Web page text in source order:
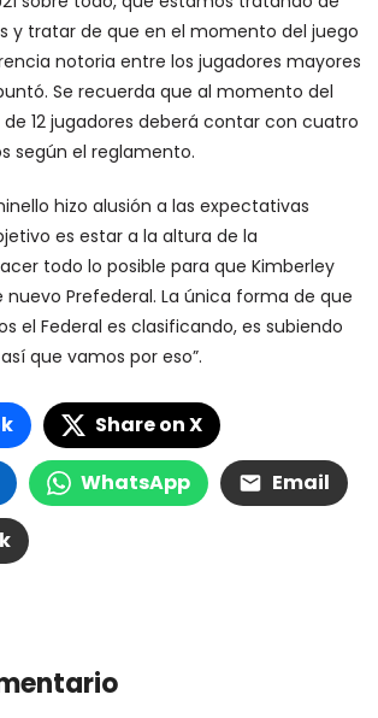
y tratar de que en el momento del juego
notoria entre los jugadores mayores
Se recuerda que al momento del
12 jugadores deberá contar con cuatro
según el reglamento.
hizo alusión a las expectativas
es estar a la altura de la
todo lo posible para que Kimberley
Prefederal. La única forma de que
el Federal es clasificando, es subiendo
que vamos por eso”.
Share on X
WhatsApp Email